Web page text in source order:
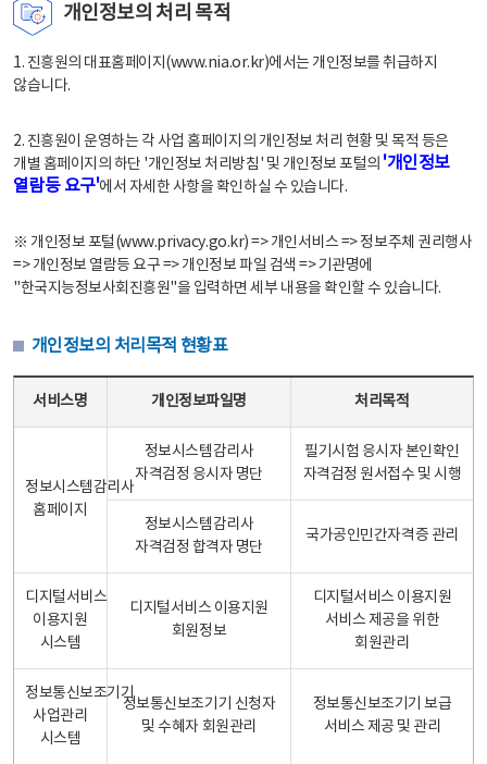
개인정보의 처리 목적
1. 진흥원의 대표홈페이지(www.nia.or.kr)에서는 개인정보를 취급하지
않습니다.
2. 진흥원이 운영하는 각 사업 홈페이지의 개인정보 처리 현황 및 목적 등은
개별 홈페이지의 하단 '개인정보 처리방침' 및 개인정보 포털의 '개인정보
열람등 요구'에서 자세한 사항을 확인하실 수 있습니다.
※ 개인정보 포털(www.privacy.go.kr) => 개인서비스 => 정보주체 권리행사
=> 개인정보 열람등 요구 => 개인정보 파일 검색 => 기관명에
"한국지능정보사회진흥원"을 입력하면 세부 내용을 확인할 수 있습니다.
개인정보의 처리목적 현황표
서비스명 개인정보파일명 처리목적
정보시스템감리사
홈페이지
정보시스템감리사
자격검정 응시자 명단
필기시험 응시자 본인확인
자격검정 원서접수 및 시행
정보시스템감리사
자격검정 합격자 명단
국가공인민간자격증 관리
디지털서비스
이용지원
시스템
디지털서비스 이용지원
회원정보
디지털서비스 이용지원
서비스 제공을 위한
회원관리
정보통신보조기기
사업관리
시스템
정보통신보조기기 신청자
및 수혜자 회원관리
정보통신보조기기 보급
서비스 제공 및 관리